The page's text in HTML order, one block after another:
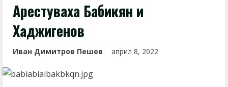
Арестуваха Бабикян и
Хаджигенов
Иван Димитров Пешев април 8, 2022